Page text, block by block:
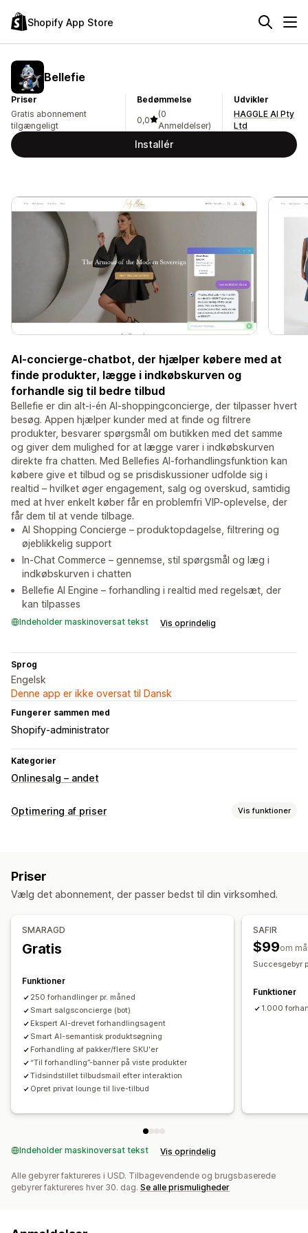
Shopify App Store
Bellefie
Priser
Gratis abonnement
tilgængeligt
Bedømmelse
0,0
(0
Anmeldelser)
Udvikler
HAGGLE AI Pty
Ltd
Installér
AI-concierge-chatbot, der hjælper købere med at
finde produkter, lægge i indkøbskurven og
forhandle sig til bedre tilbud
Bellefie er din alt-i-én AI-shoppingconcierge, der tilpasser hvert
besøg. Appen hjælper kunder med at finde og filtrere
produkter, besvarer spørgsmål om butikken med det samme
og giver dem mulighed for at lægge varer i indkøbskurven
direkte fra chatten. Med Bellefies AI-forhandlingsfunktion kan
købere give et tilbud og se prisdiskussioner udfolde sig i
realtid – hvilket øger engagement, salg og overskud, samtidig
med at hver enkelt køber får en problemfri VIP-oplevelse, der
får dem til at vende tilbage.
AI Shopping Concierge – produktopdagelse, filtrering og
øjeblikkelig support
In-Chat Commerce – gennemse, stil spørgsmål og læg i
indkøbskurven i chatten
Bellefie AI Engine – forhandling i realtid med regelsæt, der
kan tilpasses
Indeholder maskinoversat tekst Vis oprindelig
Sprog
Engelsk
Denne app er ikke oversat til Dansk
Fungerer sammen med
Shopify-administrator
Kategorier
Onlinesalg – andet
Optimering af priser Vis funktioner
Automatisk genprissætning
Priser
Vælg det abonnement, der passer bedst til din virksomhed.
SMARAGD
Gratis
Funktioner
250 forhandlinger pr. måned
Smart salgsconcierge (bot)
Ekspert AI-drevet forhandlingsagent
Smart AI-semantisk produktsøgning
Forhandling af pakker/flere SKU'er
“Til forhandling”-banner på viste produkter
Tidsindstillet tilbudsmail efter interaktion
Opret privat lounge til live-tilbud
SAFIR
$99om
Succesgebyr
Funktioner
1.000
Indeholder maskinoversat tekst Vis oprindelig
Alle gebyrer faktureres i USD. Tilbagevendende og brugsbaserede
gebyrer faktureres hver 30. dag. Se alle prismuligheder